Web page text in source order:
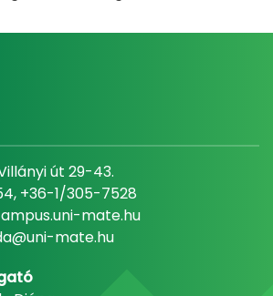
út 29-43.
+36-1/305-7528
mate.hu
mate.hu